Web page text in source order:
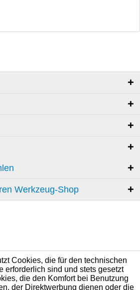
Werkzeug-Shop
Cookies, die für den technischen
erforderlich sind und stets gesetzt
die den Komfort bei Benutzung
der Direktwerbung dienen oder die